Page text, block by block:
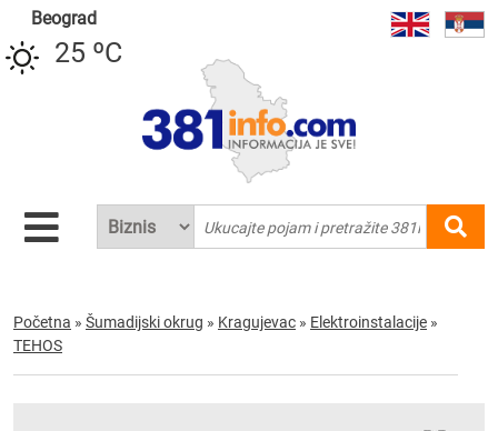
Beograd
25 ºC
Početna » Šumadijski okrug » Kragujevac » Elektroinstalacije »
TEHOS